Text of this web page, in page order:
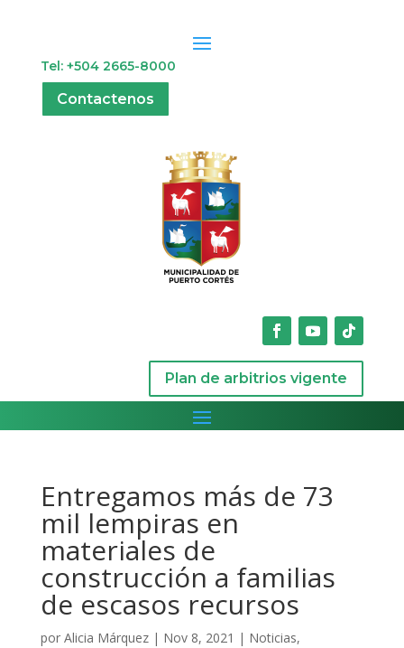
Tel: +504 2665-8000
Contactenos
Plan de arbitrios vigente
Entregamos más de 73
mil lempiras en
materiales de
construcción a familias
de escasos recursos
por Alicia Márquez| Nov 8, 2021 | Noticias,